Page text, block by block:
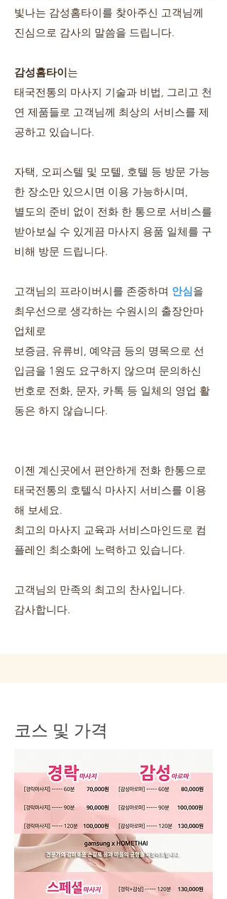
빛나는 감성홈타이를 찾아주신 고객님께
진심으로 감사의 말씀을 드립니다.
감성홈타이는
태국전통의 마사지 기술과 비법, 그리고 천
연 제품들로 고객님께 최상의 서비스를 제
공하고 있습니다.
자택, 오피스텔 및 모텔, 호텔 등 방문 가능
한 장소만 있으시면 이용 가능하시며,
별도의 준비 없이 전화 한 통으로 서비스를
받아보실 수 있게끔 마사지 용품 일체를 구
비해 방문 드립니다.
​고객님의 프라이버시를 존중하며 안심을
최우선으로 생각하는 수원시의 출장안마
업체로
보증금, 유류비, 예약금 등의 명목으로 선
입금을 1원도 요구하지 않으며 문의하신
번호로 전화, 문자, 카톡 등 일체의 영업 활
동은 하지 않습니다.
이젠 계신곳에서 편안하게 전화 한통으로
태국전통의 호텔식 마사지 서비스를 이용
해 보세요.
​최고의 마사지 교육과 서비스마인드로 컴
플레인 최소화에 노력하고 있습니다.
고객님의 만족의 최고의 찬사입니다.
감사합니다.
코스 및 가격